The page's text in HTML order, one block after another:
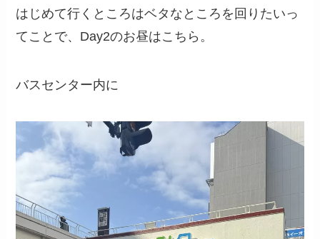
はじめて行くところはベタなところを回りたいっ
てことで、Day2のお昼はこちら。
バスセンター内に